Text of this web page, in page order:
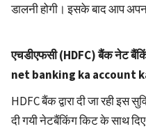
डालनी होगी। इसके बाद आप
एचडीएफसी (HDFC) बैंक नेट
net banking ka account
HDFC बैंक द्वारा दी जा रही इस
दी गयी नेटबैंकिंग किट के साथ